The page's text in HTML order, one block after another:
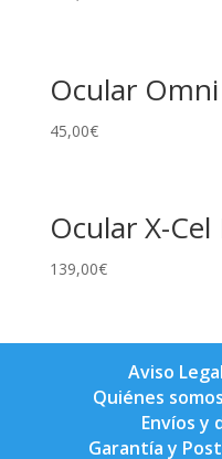
Ocular
45,00€
Ocular X-
139,00€
Aviso Legal
Quiénes somos
Envíos y
Garantía y